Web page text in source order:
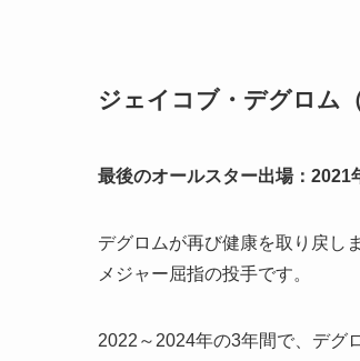
ジェイコブ・デグロム
最後のオールスター出場：2021
デグロムが再び健康を取り戻し
メジャー屈指の投手です。
2022～2024年の3年間で、デグ